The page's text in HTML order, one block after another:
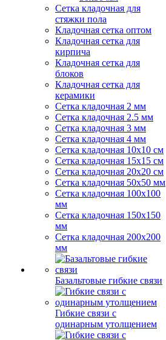
Сетка кладочная для
стяжки пола
Кладочная сетка оптом
Кладочная сетка для
кирпича
Кладочная сетка для
блоков
Кладочная сетка для
керамики
Сетка кладочная 2 мм
Сетка кладочная 2.5 мм
Сетка кладочная 3 мм
Сетка кладочная 4 мм
Сетка кладочная 10x10 см
Сетка кладочная 15x15 см
Сетка кладочная 20x20 см
Сетка кладочная 50x50 мм
Сетка кладочная 100x100
мм
Сетка кладочная 150x150
мм
Сетка кладочная 200x200
мм
Базальтовые гибкие связи
Гибкие связи с
одинарным утолщением